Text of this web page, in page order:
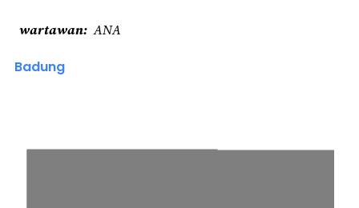
wartawan ANA
Badung